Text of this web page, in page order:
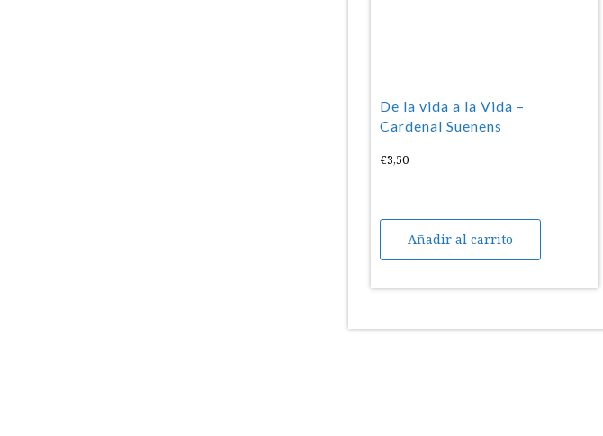
De la vida a la Vida –
Cardenal Suenens
€3,50
Añadir al carrito